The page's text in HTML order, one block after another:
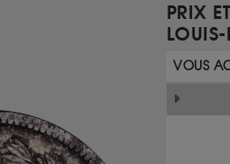
PRIX
VOUS